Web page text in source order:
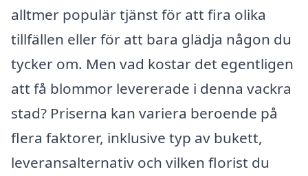
alltmer populär tjänst för att fira olika
tillfällen eller för att bara glädja någon du
tycker om. Men vad kostar det egentligen
att få blommor levererade i denna vackra
stad? Priserna kan variera beroende på
flera faktorer, inklusive typ av bukett,
leveransalternativ och vilken florist du